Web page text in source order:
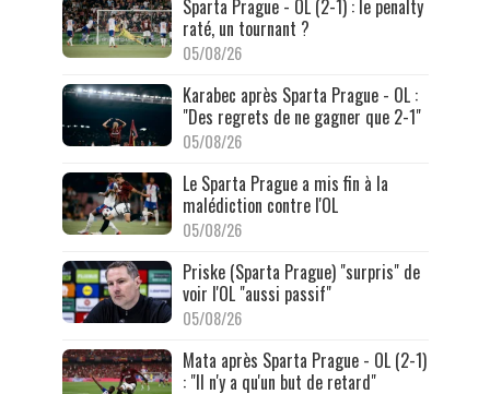
Sparta Prague - OL (2-1) : le penalty
raté, un tournant ?
05/08/26
Karabec après Sparta Prague - OL :
"Des regrets de ne gagner que 2-1"
05/08/26
Le Sparta Prague a mis fin à la
malédiction contre l'OL
05/08/26
Priske (Sparta Prague) "surpris" de
voir l'OL "aussi passif"
05/08/26
Mata après Sparta Prague - OL (2-1)
: "Il n'y a qu'un but de retard"